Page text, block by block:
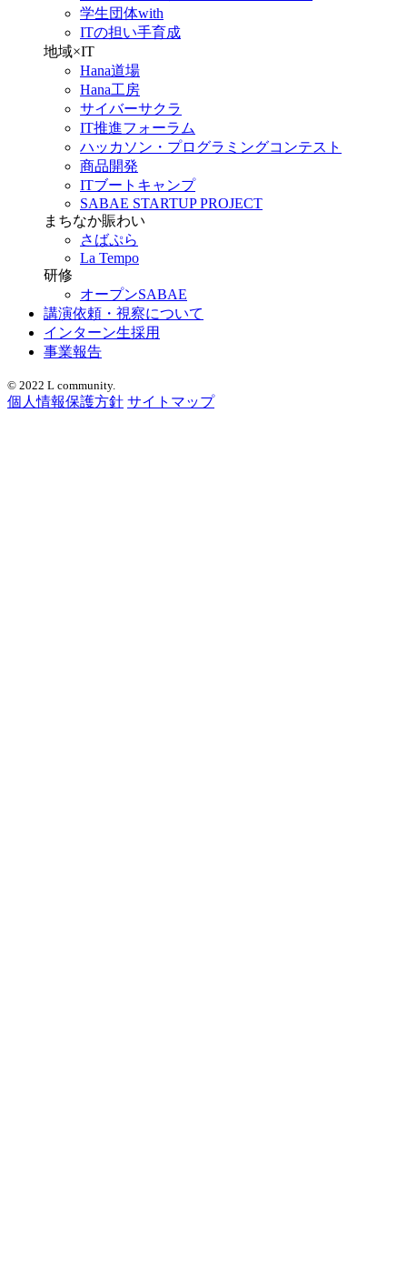
学生団体with
ITの担い手育成
地域×IT
Hana道場
Hana工房
サイバーサクラ
IT推進フォーラム
ハッカソン・プログラミングコンテスト
商品開発
ITブートキャンプ
SABAE STARTUP PROJECT
まちなか賑わい
さばぷら
La Tempo
研修
オープンSABAE
講演依頼・視察について
インターン生採用
事業報告
© 2022 L community.
個人情報保護方針 サイトマップ